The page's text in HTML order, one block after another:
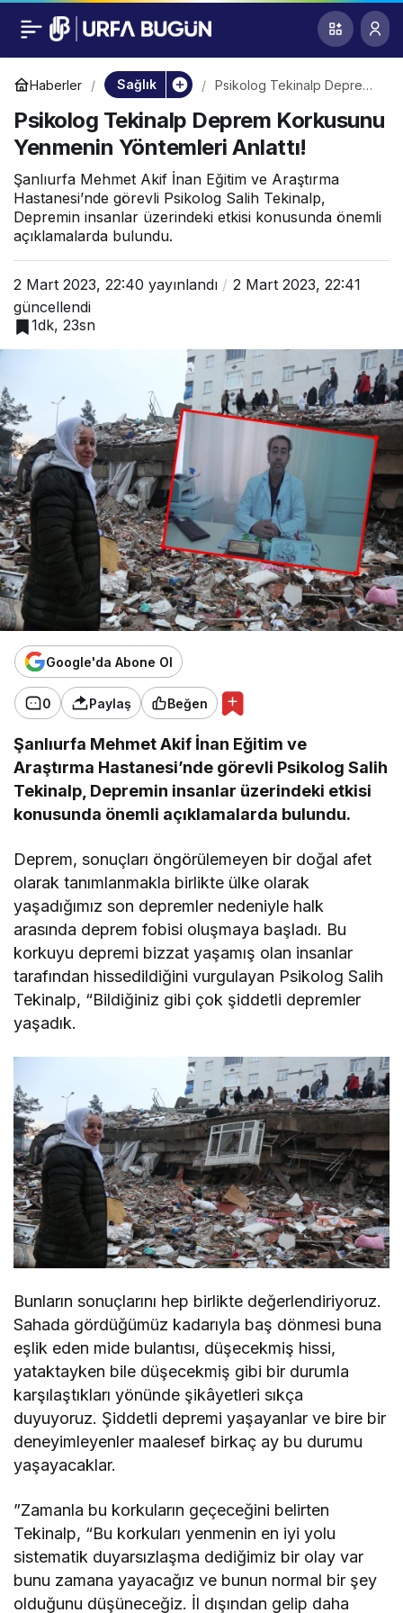
Haberler Sağlık
Psikolog Tekinalp Deprem
Yöntemleri Anlattı!
Psikolog Tekinalp Deprem Korkusunu
Yenmenin Yöntemleri Anlattı!
Şanlıurfa Mehmet Akif İnan Eğitim ve Araştırma
Hastanesi’nde görevli Psikolog Salih Tekinalp,
Depremin insanlar üzerindeki etkisi konusunda önemli
açıklamalarda bulundu.
2 Mart 2023, 22:40 yayınlandı
2 Mart 2023, 22:41
güncellendi
1dk, 23sn
Google'da Abone Ol
0 Paylaş Beğen
Şanlıurfa Mehmet Akif İnan Eğitim ve
Araştırma Hastanesi’nde görevli Psikolog Salih
Tekinalp, Depremin insanlar üzerindeki etkisi
konusunda önemli açıklamalarda bulundu.
Deprem, sonuçları öngörülemeyen bir doğal afet
olarak tanımlanmakla birlikte ülke olarak
yaşadığımız son depremler nedeniyle halk
arasında deprem fobisi oluşmaya başladı. Bu
korkuyu depremi bizzat yaşamış olan insanlar
tarafından hissedildiğini vurgulayan Psikolog Salih
Tekinalp, “Bildiğiniz gibi çok şiddetli depremler
yaşadık.
Bunların sonuçlarını hep birlikte değerlendiriyoruz.
Sahada gördüğümüz kadarıyla baş dönmesi buna
eşlik eden mide bulantısı, düşecekmiş hissi,
yataktayken bile düşecekmiş gibi bir durumla
karşılaştıkları yönünde şikâyetleri sıkça
duyuyoruz. Şiddetli depremi yaşayanlar ve bire bir
deneyimleyenler maalesef birkaç ay bu durumu
yaşayacaklar.
”Zamanla bu korkuların geçeceğini belirten
Tekinalp, “Bu korkuları yenmenin en iyi yolu
sistematik duyarsızlaşma dediğimiz bir olay var
bunu zamana yayacağız ve bunun normal bir şey
olduğunu düşüneceğiz. İl dışından gelip daha
Psikolog Tekinalp
Deprem Korkusunu
Yenmenin Yöntemleri
Anlattı!
0